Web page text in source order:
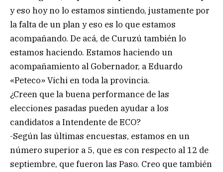
y eso hoy no lo estamos sintiendo, justamente por
la falta de un plan y eso es lo que estamos
acompañando. De acá, de Curuzú también lo
estamos haciendo. Estamos haciendo un
acompañamiento al Gobernador, a Eduardo
«Peteco» Vichi en toda la provincia.
¿Creen que la buena performance de las
elecciones pasadas pueden ayudar a los
candidatos a Intendente de ECO?
-Según las últimas encuestas, estamos en un
número superior a 5, que es con respecto al 12 de
septiembre, que fueron las Paso. Creo que también